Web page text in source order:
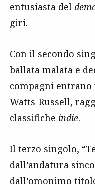
entusiasta del
giri.
Con il secondo
ballata malata e
compagni entrano
Watts-Russell,
classifiche indie.
Il terzo singolo,
dall’andatura
dall’omonimo